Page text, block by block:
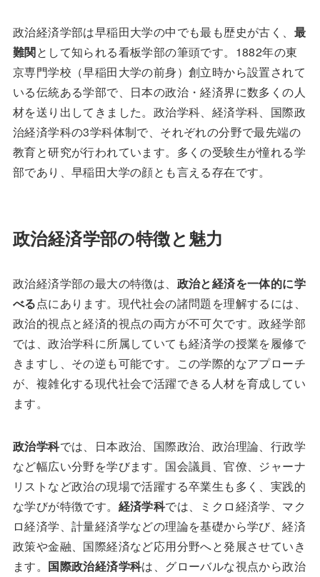
政治経済学部は早稲田大学の中でも最も歴史が古く、 最
難関として知られる看板学部の筆頭です。1882年の東
京専門学校（早稲田大学の前身）創立時から設置されて
いる伝統ある学部で、日本の政治・経済界に数多くの人
材を送り出してきました。政治学科、経済学科、国際政
治経済学科の3学科体制で、それぞれの分野で最先端の
教育と研究が行われています。多くの受験生が憧れる学
部であり、早稲田大学の顔とも言える存在です。
政治経済学部の特徴と魅力
政治経済学部の最大の特徴は、 政治と経済を一体的に学
べる点にあります。現代社会の諸問題を理解するには、
政治的視点と経済的視点の両方が不可欠です。政経学部
では、政治学科に所属していても経済学の授業を履修で
きますし、その逆も可能です。この学際的なアプローチ
が、複雑化する現代社会で活躍できる人材を育成してい
ます。
政治学科では、日本政治、国際政治、政治理論、行政学
など幅広い分野を学びます。国会議員、官僚、ジャーナ
リストなど政治の現場で活躍する卒業生も多く、実践的
な学びが特徴です。 経済学科では、ミクロ経済学、マク
ロ経済学、計量経済学などの理論を基礎から学び、経済
政策や金融、国際経済など応用分野へと発展させていき
ます。 国際政治経済学科は、グローバルな視点から政治